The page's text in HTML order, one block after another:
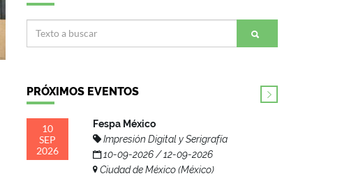
PRÓXIMOS EVENTOS
10
SEP
2026
Fespa México
Impresión Digital y Serigrafía
10-09-2026 / 12-09-2026
Ciudad de México (México)